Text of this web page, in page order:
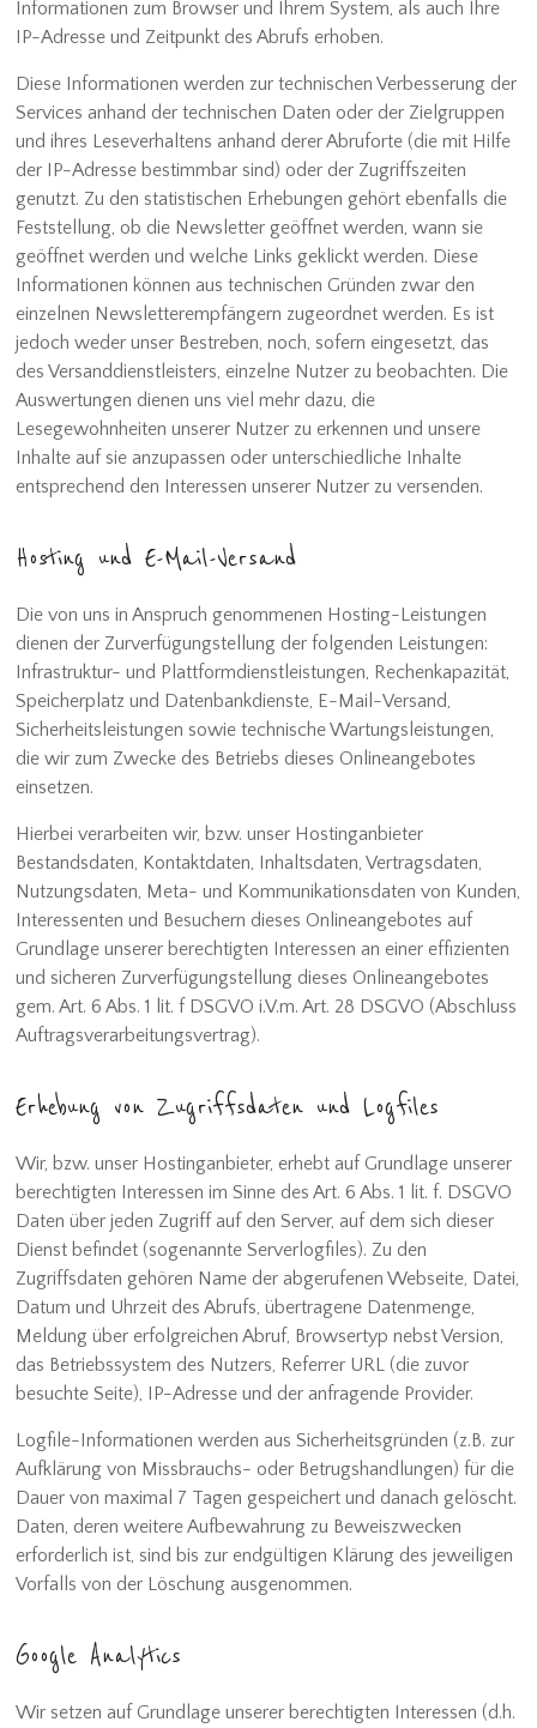
Informationen zum Browser und Ihrem System, als auch Ihre
IP-Adresse und Zeitpunkt des Abrufs erhoben.
Diese Informationen werden zur technischen Verbesserung der
Services anhand der technischen Daten oder der Zielgruppen
und ihres Leseverhaltens anhand derer Abruforte (die mit Hilfe
der IP-Adresse bestimmbar sind) oder der Zugriffszeiten
genutzt. Zu den statistischen Erhebungen gehört ebenfalls die
Feststellung, ob die Newsletter geöffnet werden, wann sie
geöffnet werden und welche Links geklickt werden. Diese
Informationen können aus technischen Gründen zwar den
einzelnen Newsletterempfängern zugeordnet werden. Es ist
jedoch weder unser Bestreben, noch, sofern eingesetzt, das
des Versanddienstleisters, einzelne Nutzer zu beobachten. Die
Auswertungen dienen uns viel mehr dazu, die
Lesegewohnheiten unserer Nutzer zu erkennen und unsere
Inhalte auf sie anzupassen oder unterschiedliche Inhalte
entsprechend den Interessen unserer Nutzer zu versenden.
Hosting und E-Mail-Versand
Die von uns in Anspruch genommenen Hosting-Leistungen
dienen der Zurverfügungstellung der folgenden Leistungen:
Infrastruktur- und Plattformdienstleistungen, Rechenkapazität,
Speicherplatz und Datenbankdienste, E-Mail-Versand,
Sicherheitsleistungen sowie technische Wartungsleistungen,
die wir zum Zwecke des Betriebs dieses Onlineangebotes
einsetzen.
Hierbei verarbeiten wir, bzw. unser Hostinganbieter
Bestandsdaten, Kontaktdaten, Inhaltsdaten, Vertragsdaten,
Nutzungsdaten, Meta- und Kommunikationsdaten von Kunden,
Interessenten und Besuchern dieses Onlineangebotes auf
Grundlage unserer berechtigten Interessen an einer effizienten
und sicheren Zurverfügungstellung dieses Onlineangebotes
gem. Art. 6 Abs. 1 lit. f DSGVO i.V.m. Art. 28 DSGVO (Abschluss
Auftragsverarbeitungsvertrag).
Erhebung von Zugriffsdaten und Logfiles
Wir, bzw. unser Hostinganbieter, erhebt auf Grundlage unserer
berechtigten Interessen im Sinne des Art. 6 Abs. 1 lit. f. DSGVO
Daten über jeden Zugriff auf den Server, auf dem sich dieser
Dienst befindet (sogenannte Serverlogfiles). Zu den
Zugriffsdaten gehören Name der abgerufenen Webseite, Datei,
Datum und Uhrzeit des Abrufs, übertragene Datenmenge,
Meldung über erfolgreichen Abruf, Browsertyp nebst Version,
das Betriebssystem des Nutzers, Referrer URL (die zuvor
besuchte Seite), IP-Adresse und der anfragende Provider.
Logfile-Informationen werden aus Sicherheitsgründen (z.B. zur
Aufklärung von Missbrauchs- oder Betrugshandlungen) für die
Dauer von maximal 7 Tagen gespeichert und danach gelöscht.
Daten, deren weitere Aufbewahrung zu Beweiszwecken
erforderlich ist, sind bis zur endgültigen Klärung des jeweiligen
Vorfalls von der Löschung ausgenommen.
Google Analytics
Wir setzen auf Grundlage unserer berechtigten Interessen (d.h.